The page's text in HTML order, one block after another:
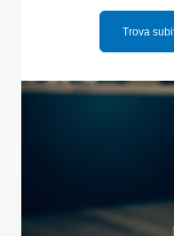
Trova